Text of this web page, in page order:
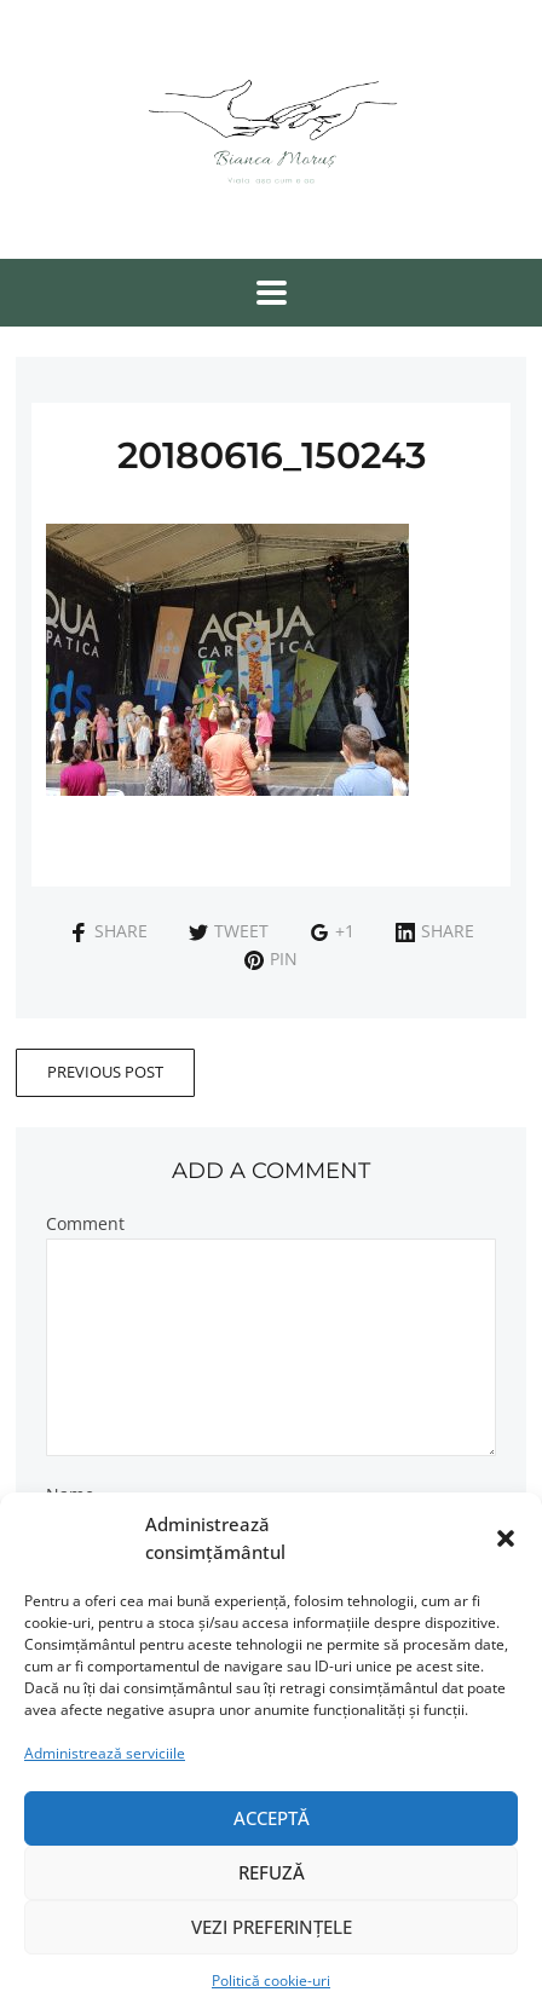
Administrează
consimțământul
Pentru a oferi cea mai bună experiență, folosim tehnologii, cum ar fi
cookie-uri, pentru a stoca și/sau accesa informațiile despre dispozitive.
Consimțământul pentru aceste tehnologii ne permite să procesăm date,
cum ar fi comportamentul de navigare sau ID-uri unice pe acest site.
Dacă nu îți dai consimțământul sau îți retragi consimțământul dat poate
avea afecte negative asupra unor anumite funcționalități și funcții.
Administrează serviciile
ACCEPTĂ
REFUZĂ
VEZI PREFERINȚELE
Politică cookie-uri
20180616_150243
SHARE TWEET +1
SHARE
PIN
PREVIOUS POST
ADD A COMMENT
Comment
Name
Email
URMĂREȘTE-MI ACTIVITATEA